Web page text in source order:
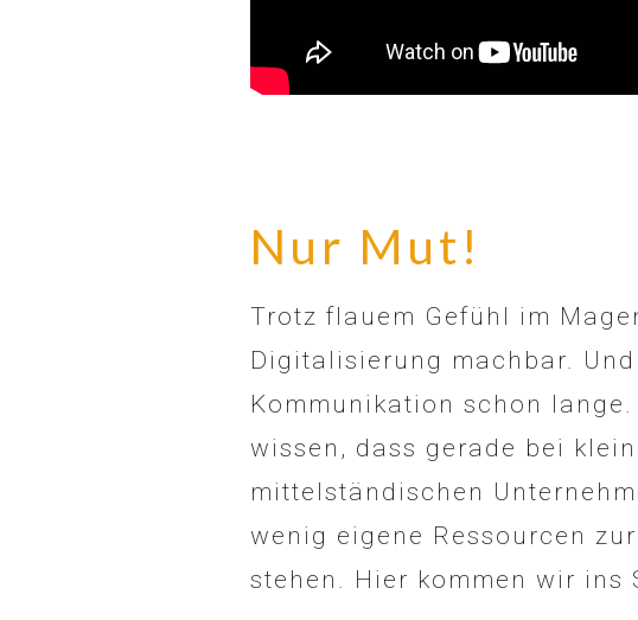
Nur Mut!
Trotz flauem Gefühl im
Digitalisierung machbar.
Kommunikation schon lange.
wissen, dass gerade bei
mittelständischen
wenig eigene Ressourcen
stehen. Hier kommen wir ins